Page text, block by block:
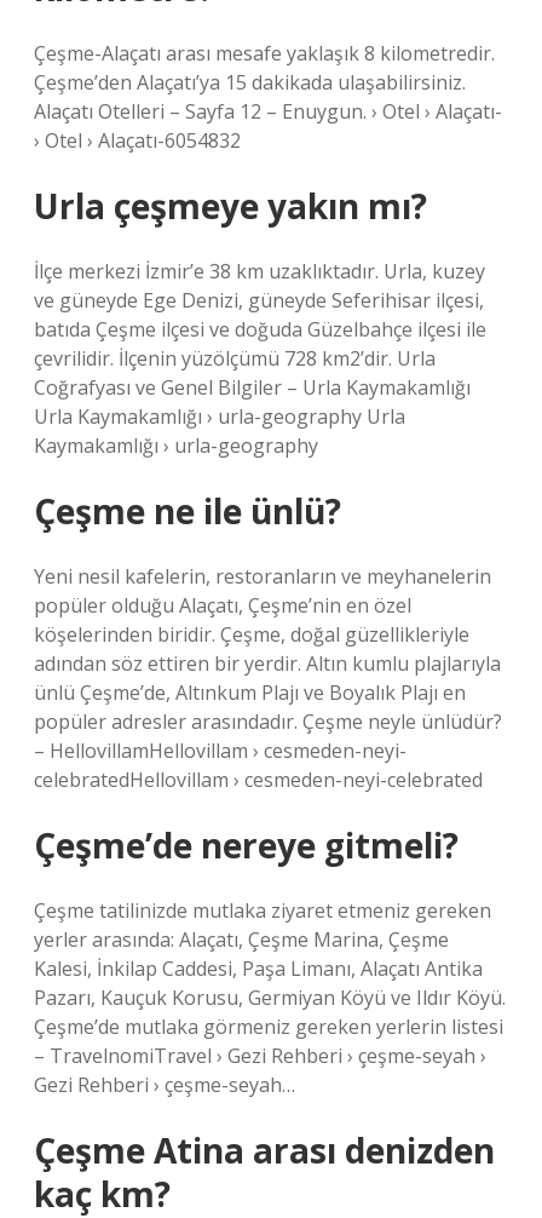
Çeşme-Alaçatı arası mesafe yaklaşık 8 kilometredir.
Çeşme’den Alaçatı’ya 15 dakikada ulaşabilirsiniz.
Alaçatı Otelleri – Sayfa 12 – Enuygun. › Otel › Alaçatı-
› Otel › Alaçatı-6054832
Urla çeşmeye yakın mı?
İlçe merkezi İzmir’e 38 km uzaklıktadır. Urla, kuzey
ve güneyde Ege Denizi, güneyde Seferihisar ilçesi,
batıda Çeşme ilçesi ve doğuda Güzelbahçe ilçesi ile
çevrilidir. İlçenin yüzölçümü 728 km2’dir. Urla
Coğrafyası ve Genel Bilgiler – Urla Kaymakamlığı
Urla Kaymakamlığı › urla-geography Urla
Kaymakamlığı › urla-geography
Çeşme ne ile ünlü?
Yeni nesil kafelerin, restoranların ve meyhanelerin
popüler olduğu Alaçatı, Çeşme’nin en özel
köşelerinden biridir. Çeşme, doğal güzellikleriyle
adından söz ettiren bir yerdir. Altın kumlu plajlarıyla
ünlü Çeşme’de, Altınkum Plajı ve Boyalık Plajı en
popüler adresler arasındadır. Çeşme neyle ünlüdür?
– HellovillamHellovillam › cesmeden-neyi-
celebratedHellovillam › cesmeden-neyi-celebrated
Çeşme’de nereye gitmeli?
Çeşme tatilinizde mutlaka ziyaret etmeniz gereken
yerler arasında: Alaçatı, Çeşme Marina, Çeşme
Kalesi, İnkilap Caddesi, Paşa Limanı, Alaçatı Antika
Pazarı, Kauçuk Korusu, Germiyan Köyü ve Ildır Köyü.
Çeşme’de mutlaka görmeniz gereken yerlerin listesi
– TravelnomiTravel › Gezi Rehberi › çeşme-seyah ›
Gezi Rehberi › çeşme-seyah…
Çeşme Atina arası denizden
kaç km?